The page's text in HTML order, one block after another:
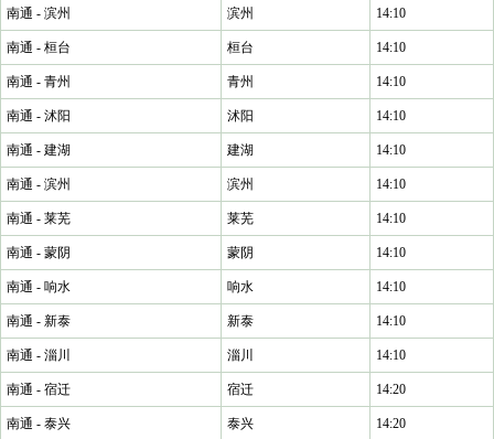
南通 - 滨州 滨州 14:10
南通 - 桓台 桓台 14:10
南通 - 青州 青州 14:10
南通 - 沭阳 沭阳 14:10
南通 - 建湖 建湖 14:10
南通 - 滨州 滨州 14:10
南通 - 莱芜 莱芜 14:10
南通 - 蒙阴 蒙阴 14:10
南通 - 响水 响水 14:10
南通 - 新泰 新泰 14:10
南通 - 淄川 淄川 14:10
南通 - 宿迁 宿迁 14:20
南通 - 泰兴 泰兴 14:20